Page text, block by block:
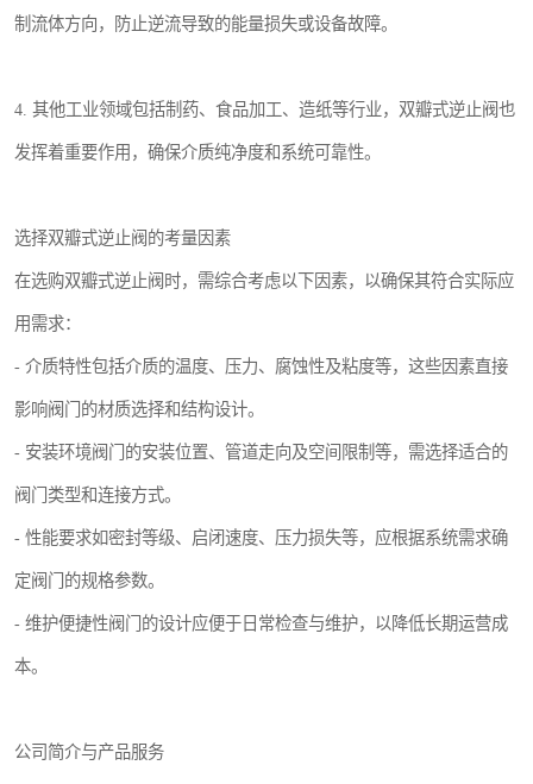
制流体方向，防止逆流导致的能量损失或设备故障。
4. 其他工业领域包括制药、食品加工、造纸等行业，双瓣式逆止阀也
发挥着重要作用，确保介质纯净度和系统可靠性。
选择双瓣式逆止阀的考量因素
在选购双瓣式逆止阀时，需综合考虑以下因素，以确保其符合实际应
用需求：
- 介质特性包括介质的温度、压力、腐蚀性及粘度等，这些因素直接
影响阀门的材质选择和结构设计。
- 安装环境阀门的安装位置、管道走向及空间限制等，需选择适合的
阀门类型和连接方式。
- 性能要求如密封等级、启闭速度、压力损失等，应根据系统需求确
定阀门的规格参数。
- 维护便捷性阀门的设计应便于日常检查与维护，以降低长期运营成
本。
公司简介与产品服务